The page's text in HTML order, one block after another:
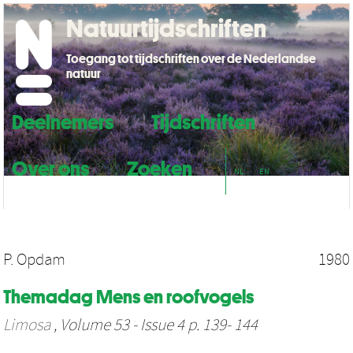
Deelnemers
Tijdschriften
Over ons
Zoeken NL EN
Natuurtijdschriften
Toegang tot tijdschriften over de Nederlandse
natuur
P. Opdam 1980
Themadag Mens en roofvogels
Limosa, Volume 53 - Issue 4 p. 139- 144